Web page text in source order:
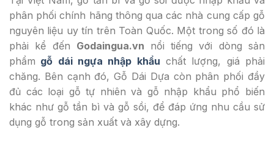
phân phối chính hãng thông qua các nhà cung cấp gỗ
nguyên liệu uy tín trên Toàn Quốc. Một trong số đó là
phải kể đến Godaingua.vn nổi tiếng với dòng sản
phẩm gỗ dái ngựa nhập khẩu chất lượng, giá phải
chăng. Bên cạnh đó, Gỗ Dái Dựa còn phân phối đầy
đủ các loại gỗ tự nhiên và gỗ nhập khẩu phổ biến
khác như gỗ tần bì và gỗ sồi, để đáp ứng nhu cầu sử
dụng gỗ trong sản xuất và xây dựng.